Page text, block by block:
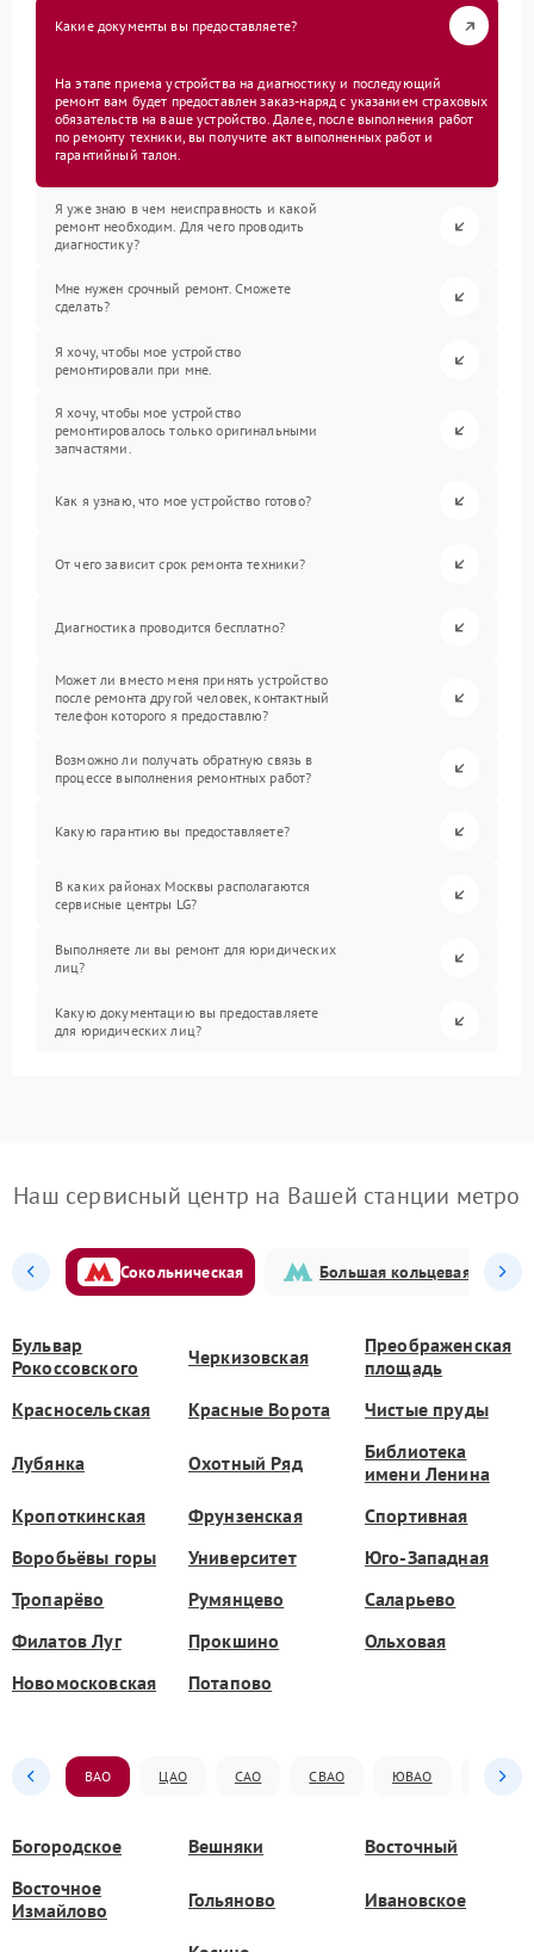
Какие документы вы предоставляете?
На этапе приема устройства на диагностику и последующий
ремонт вам будет предоставлен заказ-наряд с указанием страховых
обязательств на ваше устройство. Далее, после выполнения работ
по ремонту техники, вы получите акт выполненных работ и
гарантийный талон.
Я уже знаю в чем неисправность и какой
ремонт необходим. Для чего проводить
диагностику?
Мне нужен срочный ремонт. Сможете
сделать?
Я хочу, чтобы мое устройство
ремонтировали при мне.
Я хочу, чтобы мое устройство
ремонтировалось только оригинальными
запчастями.
Как я узнаю, что мое устройство готово?
От чего зависит срок ремонта техники?
Диагностика проводится бесплатно?
Может ли вместо меня принять устройство
после ремонта другой человек, контактный
телефон которого я предоставлю?
Возможно ли получать обратную связь в
процессе выполнения ремонтных работ?
Какую гарантию вы предоставляете?
В каких районах Москвы располагаются
сервисные центры LG?
Выполняете ли вы ремонт для юридических
лиц?
Какую документацию вы предоставляете
для юридических лиц?
Наш сервисный центр на Вашей станции метро
Сокольническая Большая кольцевая
Бульвар
Рокоссовского
Черкизовская
Преображенская
площадь
Красносельская
Красные Ворота Чистые пруды
Лубянка Охотный Ряд
Библиотека
имени Ленина
Кропоткинская
Фрунзенская
Спортивная
Воробьёвы горы
Университет
Юго-Западная
Тропарёво
Румянцево
Саларьево
Филатов Луг
Прокшино
Ольховая
Новомосковская
Потапово
ВАО ЦАО САО СВАО ЮВАО ЮАО
Богородское Вешняки
Восточный
Восточное
Измайлово
Гольяново Ивановское